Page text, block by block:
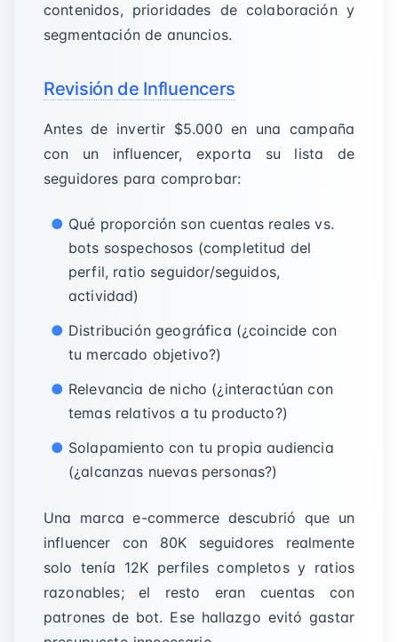
contenidos, prioridades de colaboración y
segmentación de anuncios.
Revisión de Influencers
Antes de invertir $5.000 en una campaña
con un influencer, exporta su lista de
seguidores para comprobar:
Qué proporción son cuentas reales vs.
bots sospechosos (completitud del
perfil, ratio seguidor/seguidos,
actividad)
Distribución geográfica (¿coincide con
tu mercado objetivo?)
Relevancia de nicho (¿interactúan con
temas relativos a tu producto?)
Solapamiento con tu propia audiencia
(¿alcanzas nuevas personas?)
Una marca e-commerce descubrió que un
influencer con 80K seguidores realmente
solo tenía 12K perfiles completos y ratios
razonables; el resto eran cuentas con
patrones de bot. Ese hallazgo evitó gastar